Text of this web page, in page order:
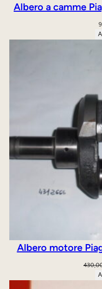
Albero a camme
Albero motore